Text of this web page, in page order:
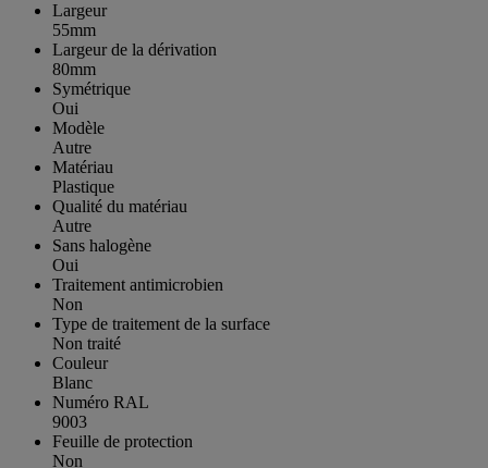
Largeur
55mm
Largeur de la dérivation
80mm
Symétrique
Oui
Modèle
Autre
Matériau
Plastique
Qualité du matériau
Autre
Sans halogène
Oui
Traitement antimicrobien
Non
Type de traitement de la surface
Non traité
Couleur
Blanc
Numéro RAL
9003
Feuille de protection
Non